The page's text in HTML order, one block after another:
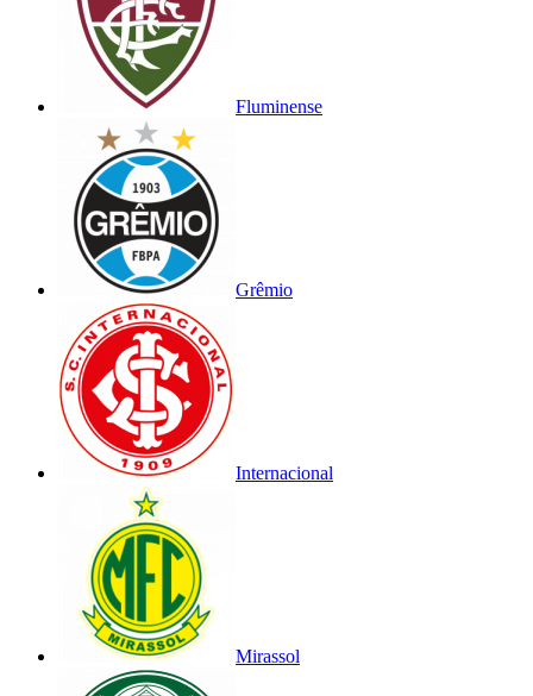
Fluminense
Grêmio
Internacional
Mirassol